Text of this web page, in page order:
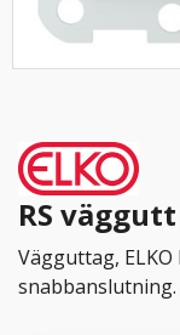
RS
Vägguttag, ELKO
snabbanslutning.